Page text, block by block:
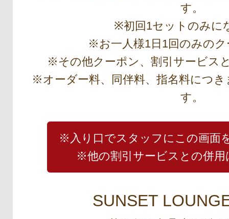
す。
※初回1セットのみに
※お一人様1日1回のみの
※その他クーポン、割引サービス
※オーダー料、同伴料、指名料につ
す。
※入り口でスタッフにこの画面
※他の割引サービスとの併
SUNSET